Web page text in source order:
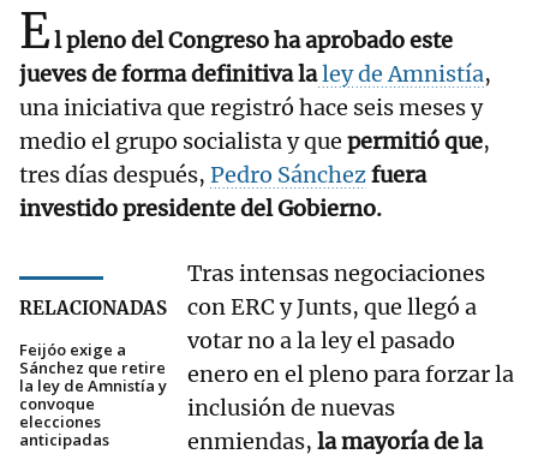
El pleno del Congreso ha aprobado este
jueves de forma definitiva laley de Amnistía,
una iniciativa que registró hace seis meses y
medio el grupo socialista y que permitió que,
tres días después, Pedro Sánchezfuera
investido presidente del Gobierno.
RELACIONADAS
Feijóo exige a
Sánchez que retire
la ley de Amnistía y
convoque
elecciones
anticipadas
Tras intensas negociaciones
con ERC y Junts, que llegó a
votar no a la ley el pasado
enero en el pleno para forzar la
inclusión de nuevas
enmiendas, la mayoría de la